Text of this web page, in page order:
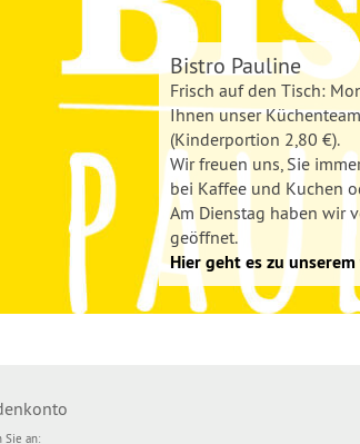
Bistro Pauline
Frisch auf den Tisch:
Ihnen unser
(Kinderportion 2,80 €).
Wir freuen uns, Sie
bei Kaffee und Kuchen
Am Dienstag haben wir
geöffnet.
Hier geht es zu
29. Juli 2026:
Ferienfreizeit der
30. Juni 2026:
Ein Hoch auf
30. Juni 2026:
Wir gehören zur
Alles anzeigen
Weitere Informationen
Die Ausgabe 01/2025
Die Ausgabe 01/2026
Unser aktuellen
Unterstützen Sie uns in
Informationen finden
Direkt online spenden
Sie an: